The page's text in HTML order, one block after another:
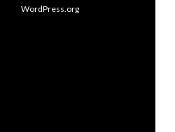
WordPress.org